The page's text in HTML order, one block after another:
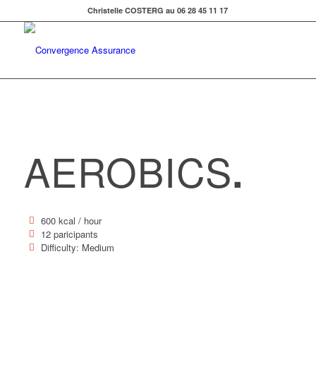
Christelle COSTERG au 06 28 45 11 17
AEROBICS.
600 kcal / hour
12 paricipants
Difficulty: Medium